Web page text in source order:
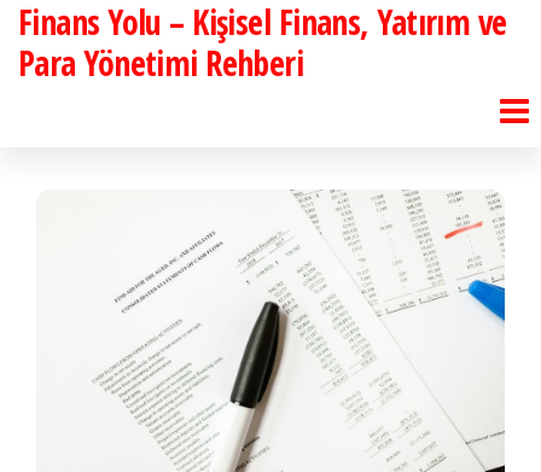
İçeriğe
atla
Finans Yolu – Kişisel Finans, Yatırım ve
Para Yönetimi Rehberi